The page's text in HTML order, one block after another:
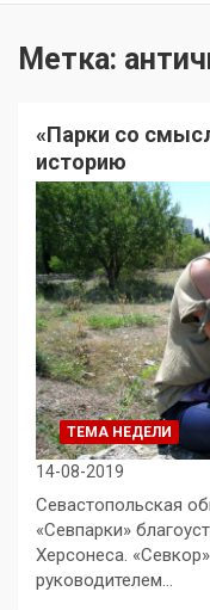
Метка:
«Парки со
историю
ТЕМА НЕДЕЛИ
14-08-2019
Севастопольская
«Севпарки»
Херсонеса.
руководителем…